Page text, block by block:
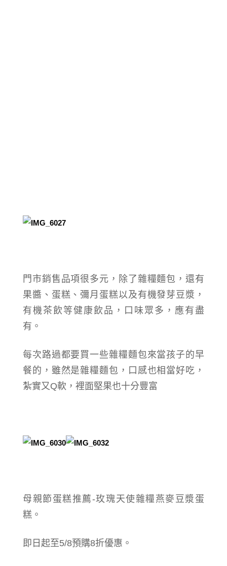
門市銷售品項很多元，除了雜糧麵包，還有
果醬、蛋糕、彌月蛋糕以及有機發芽豆漿，
有機茶飲等健康飲品，口味眾多，應有盡
有。
每次路過都要買一些雜糧麵包來當孩子的早
餐的，雖然是雜糧麵包，口感也相當好吃，
紮實又Q軟，裡面堅果也十分豐富
母親節蛋糕推薦-玫瑰天使雜糧燕麥豆漿蛋
糕。
即日起至5/8預購8折優惠。